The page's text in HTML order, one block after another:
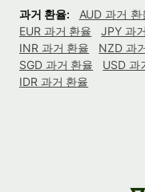
과거 환율: AUD 과거 환
EUR 과거 환율
JPY 과
INR 과거 환율
NZD 과
SGD 과거 환율
USD 과
IDR 과거 환율